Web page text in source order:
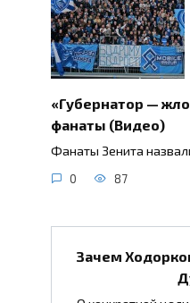
«Губернатор —
фанаты (Видео)
Фанаты Зенита
0 87
Зачем